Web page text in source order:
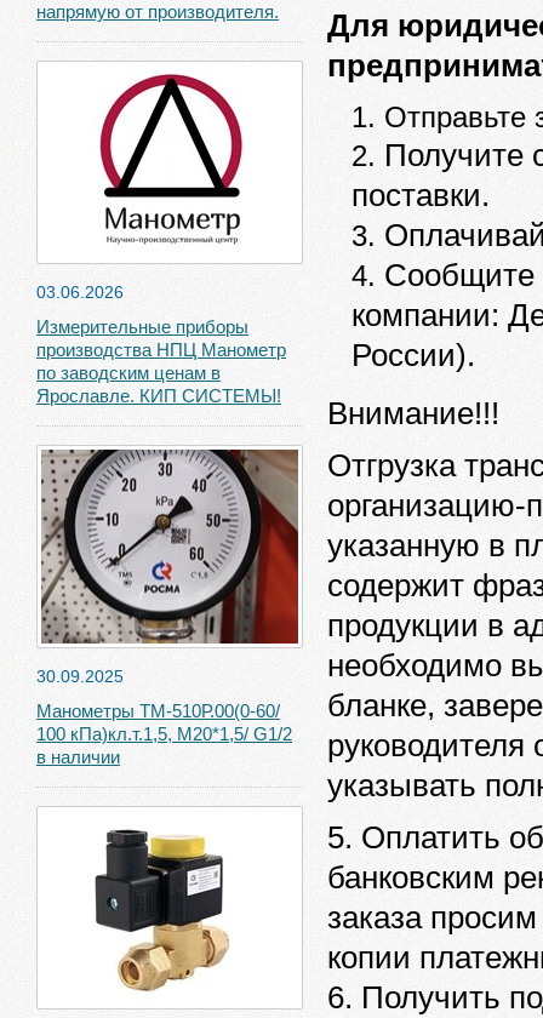
напрямую от производителя.
03.06.2026
Измерительные приборы
производства НПЦ Манометр
по заводским ценам в
Ярославле. КИП СИСТЕМЫ!
30.09.2025
Манометры ТМ-510Р.00(0-60/
100 кПа)кл.т.1,5, М20*1,5/ G1/2
в наличии
Для
Отправьте
Получите
поставки.
Cообщите
компании:
России).
Внимание!!!
Отгрузка
организацию-
указанную в
содержит
продукции в
необходимо
бланке,
руководителя
указывать
5. Оплатить
банковским
заказа
копии
6. Получить